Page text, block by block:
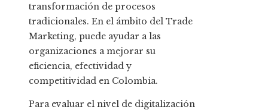
transformación de procesos
tradicionales. En el ámbito del Trade
Marketing, puede ayudar a las
organizaciones a mejorar su
eficiencia, efectividad y
competitividad en Colombia.
Para evaluar el nivel de digitalización